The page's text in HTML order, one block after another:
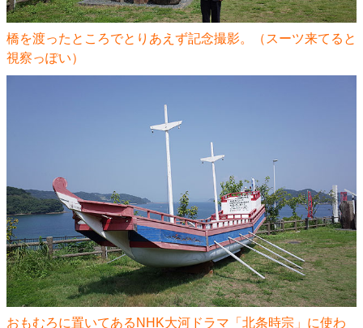
橋を渡ったところでとりあえず記念撮影。（スーツ来てると
視察っぽい）
おもむろに置いてあるNHK大河ドラマ「北条時宗」に使わ